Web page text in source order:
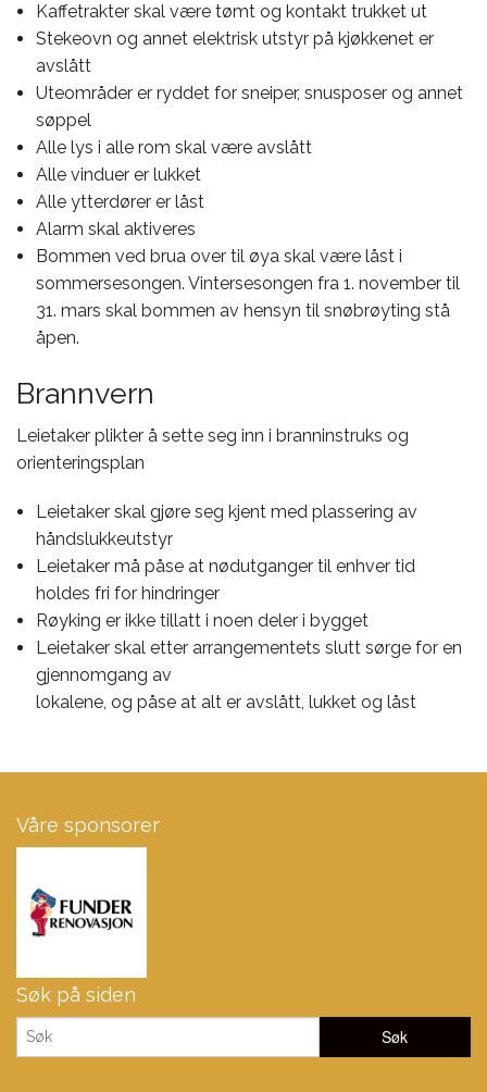
Kaffetrakter skal være tømt og kontakt trukket ut
Stekeovn og annet elektrisk utstyr på kjøkkenet er
avslått
Uteområder er ryddet for sneiper, snusposer og annet
søppel
Alle lys i alle rom skal være avslått
Alle vinduer er lukket
Alle ytterdører er låst
Alarm skal aktiveres
Bommen ved brua over til øya skal være låst i
sommersesongen. Vintersesongen fra 1. november til
31. mars skal bommen av hensyn til snøbrøyting stå
åpen.
Brannvern
Leietaker plikter å sette seg inn i branninstruks og
orienteringsplan
Leietaker skal gjøre seg kjent med plassering av
håndslukkeutstyr
Leietaker må påse at nødutganger til enhver tid
holdes fri for hindringer
Røyking er ikke tillatt i noen deler i bygget
Leietaker skal etter arrangementets slutt sørge for en
gjennomgang av
lokalene, og påse at alt er avslått, lukket og låst
Våre sponsorer
Søk på siden